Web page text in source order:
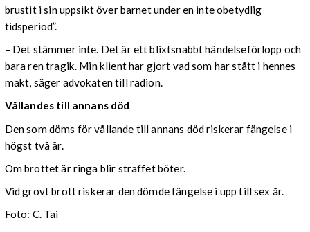
brustit i sin uppsikt över barnet under en inte obetydlig
tidsperiod”.
– Det stämmer inte. Det är ett blixtsnabbt händelseförlopp och
bara ren tragik. Min klient har gjort vad som har stått i hennes
makt, säger advokaten till radion.
Vållandes till annans död
Den som döms för vållande till annans död riskerar fängelse i
högst två år.
Om brottet är ringa blir straffet böter.
Vid grovt brott riskerar den dömde fängelse i upp till sex år.
Foto: C. Tai